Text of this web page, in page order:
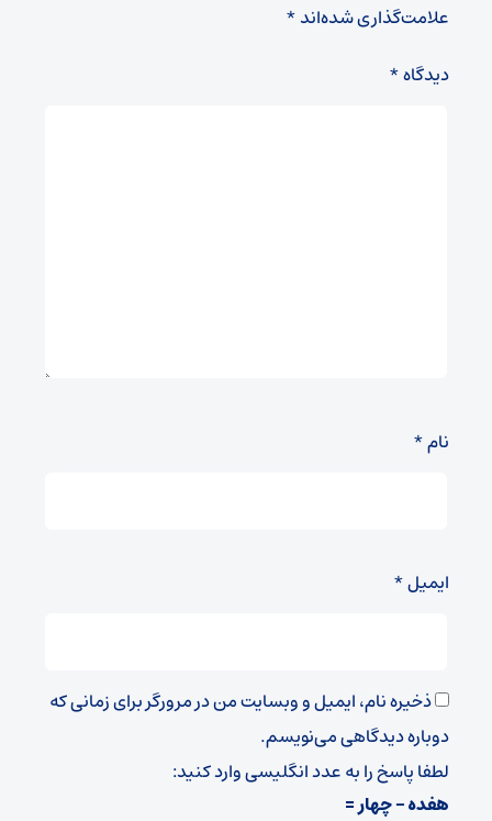
علامت‌گذاری شده‌اند*
دیدگاه*
نام*
ایمیل*
ذخیره نام، ایمیل و وبسایت من در مرورگر برای زمانی که
دوباره دیدگاهی می‌نویسم.
لطفا پاسخ را به عدد انگلیسی وارد کنید:
هفده − چهار =